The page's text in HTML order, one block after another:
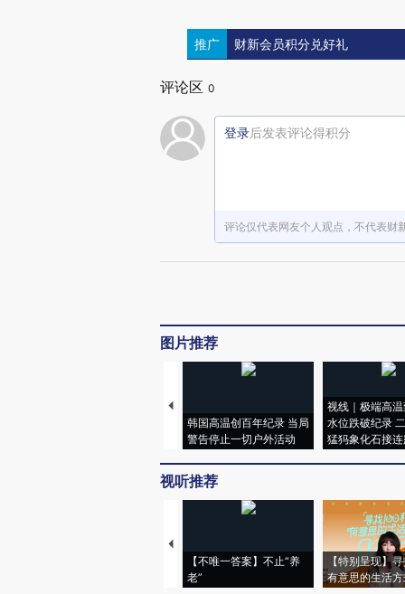
推广 财新会员积分兑好礼
评论区 0
登录后发表评论得积分
评论仅代表网友个人观点，不代表财
图片推荐
韩国高温创百年纪录 当局
警告停止一切户外活动
视线｜极端高
水位跌破纪录
猛犸象化石接
视听推荐
【不唯一答案】不止“养
老”
【特别呈现】
有意思的生活方